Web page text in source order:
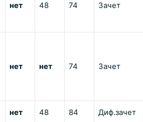
нет 48 74 Зачет
нет нет 74 Зачет
нет 48 84 Диф.зачет